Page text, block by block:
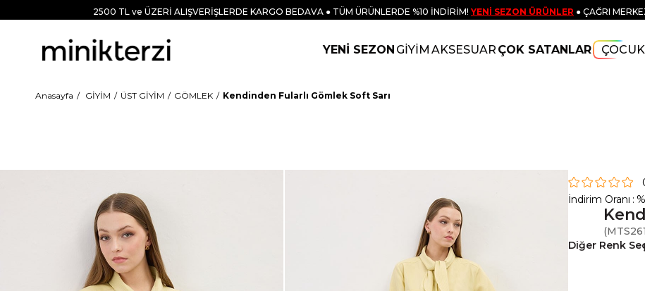
2500 TL ve ÜZERİ ALIŞVERİŞLERDE KARGO BEDAVA ● TÜM ÜRÜNLERDE %10 İNDİRİM! YENİ SEZON ÜRÜNLER ● ÇAĞRI
YENİ SEZON GİYİM AKSESUAR ÇOK SATANLAR ÇOCUK
Anasayfa GİYİM ÜST GİYİM GÖMLEK
Kendinden Fularlı Gömlek Soft Sarı
İndirim Oranı :
Diğer Renk